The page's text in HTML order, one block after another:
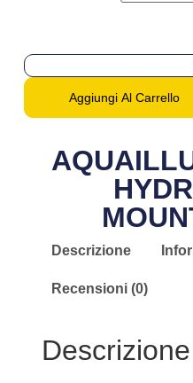
Aggiungi Al Carrello
Descrizione
Recensioni (0)
Descrizione